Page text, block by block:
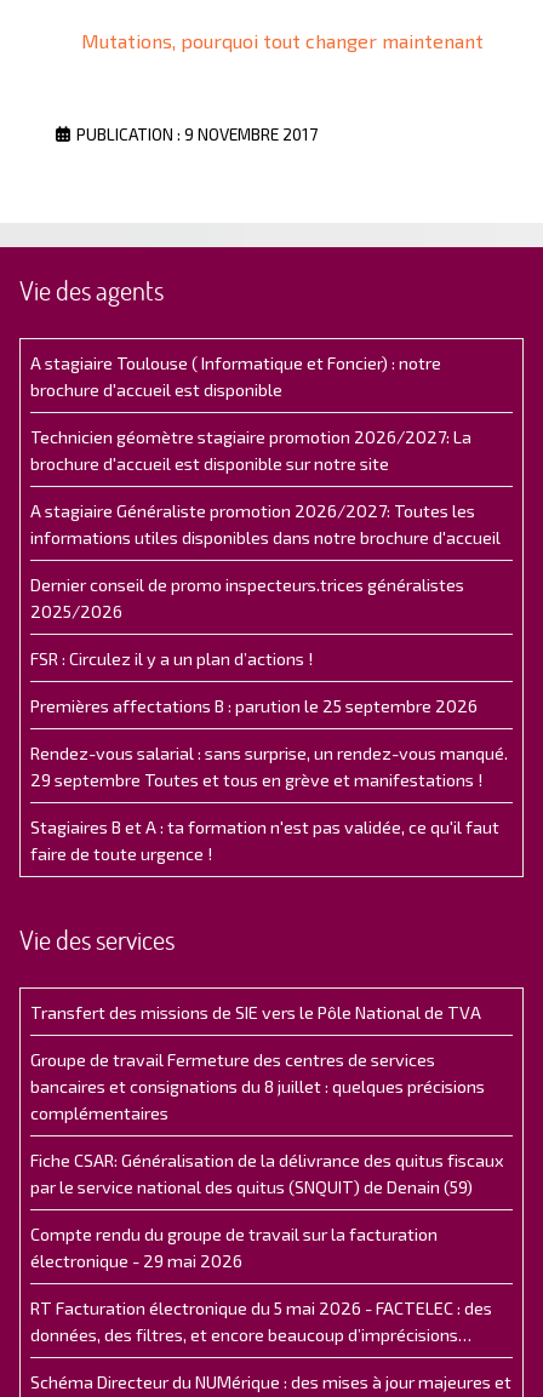
Mutations, pourquoi tout changer maintenant
PUBLICATION : 9 NOVEMBRE 2017
Vie des agents
A stagiaire Toulouse ( Informatique et Foncier) : notre
brochure d'accueil est disponible
Technicien géomètre stagiaire promotion 2026/2027: La
brochure d'accueil est disponible sur notre site
A stagiaire Généraliste promotion 2026/2027: Toutes les
informations utiles disponibles dans notre brochure d'accueil
Dernier conseil de promo inspecteurs.trices généralistes
2025/2026
FSR : Circulez il y a un plan d’actions !
Premières affectations B : parution le 25 septembre 2026
Rendez-vous salarial : sans surprise, un rendez-vous manqué.
29 septembre Toutes et tous en grève et manifestations !
Stagiaires B et A : ta formation n'est pas validée, ce qu'il faut
faire de toute urgence !
Vie des services
Transfert des missions de SIE vers le Pôle National de TVA
Groupe de travail Fermeture des centres de services
bancaires et consignations du 8 juillet : quelques précisions
complémentaires
Fiche CSAR: Généralisation de la délivrance des quitus fiscaux
par le service national des quitus (SNQUIT) de Denain (59)
Compte rendu du groupe de travail sur la facturation
électronique - 29 mai 2026
RT Facturation électronique du 5 mai 2026 - FACTELEC : des
données, des filtres, et encore beaucoup d’imprécisions…
Schéma Directeur du NUMérique : des mises à jour majeures et